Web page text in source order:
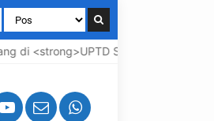
di <strong>UPTD SMP Negeri 3